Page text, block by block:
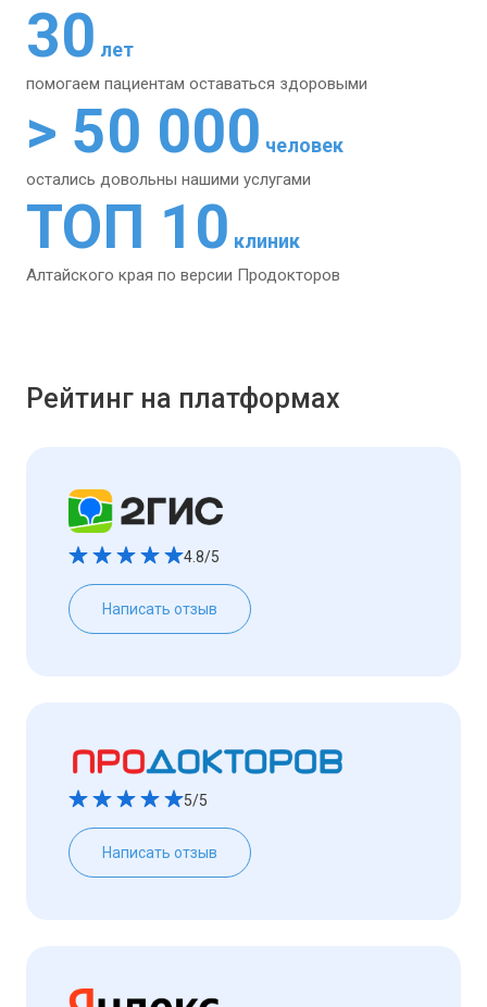
30 лет
помогаем пациентам оставаться здоровыми
> 50 000 человек
остались довольны нашими услугами
ТОП 10 клиник
Алтайского края по версии Продокторов
Рейтинг на платформах
4.8/5
Написать отзыв
5/5
Написать отзыв